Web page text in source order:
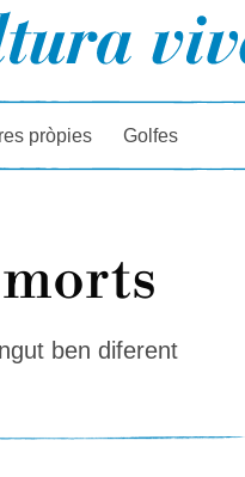
pròpies Golfes
ben diferent